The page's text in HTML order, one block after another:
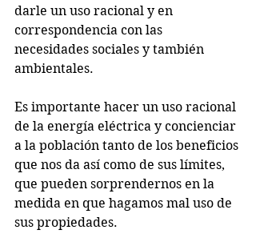
darle un uso racional y en
correspondencia con las
necesidades sociales y también
ambientales.
Es importante hacer un uso racional
de la energía eléctrica y concienciar
a la población tanto de los beneficios
que nos da así como de sus límites,
que pueden sorprendernos en la
medida en que hagamos mal uso de
sus propiedades.